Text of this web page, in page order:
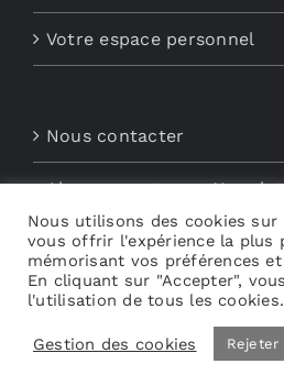
Votre espace personnel
Nous contacter
Abonnements aux
Découvrez My Audio
Nous utilisons des cookies
vous offrir l'expérience la plus
mémorisant vos préférences
En cliquant sur "Accepter",
l'utilisation de tous les cookies.
Gestion des cookies Rejeter